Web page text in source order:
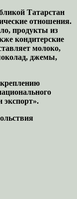
Татарстан
отношения.
продукты из
кондитерские
молоко,
джемы,
экспорт».